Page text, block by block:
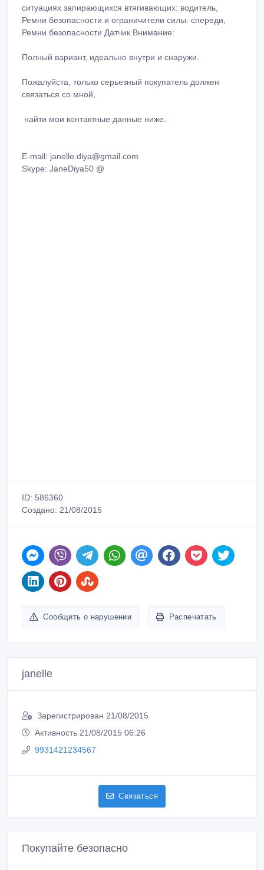
ситуациях запирающихся втягивающих: водитель,
Ремни безопасности и ограничители силы: спереди,
Ремни безопасности Датчик Внимание:
Полный вариант, идеально внутри и снаружи.
Пожалуйста, только серьезный покупатель должен
связаться со мной,
найти мои контактные данные ниже.
E-mail: janelle.diya@gmail.com
Skype: JaneDiya50 @
ID: 586360
Создано: 21/08/2015
Сообщить о нарушении Распечатать
janelle
Зарегистрирован 21/08/2015
Активность 21/08/2015 06:26
9931421234567
Связаться
Покупайте безопасно